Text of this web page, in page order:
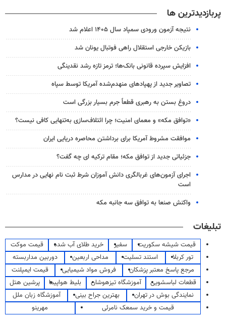
پربازدیدترین ها
نتیجه آزمون ورودی سمپاد سال ۱۴۰۵ اعلام شد
بازیکن خارجی استقلال راهی فوتبال یونان شد
افزایش سپرده قانونی بانک‌ها؛ ترمز تازه رشد نقدینگی
تصاویر جدید از پهپادهای منهدم‌شده آمریکا توسط سپاه
دروغ بستن به رهبری قطعاً جرم بسیار بزرگی است
«توافق مکه» و معمای امنیت؛ چرا ائتلاف‌سازی به‌تنهایی کافی نیست؟
موافقت مشروط آمریکا برای برداشتن محاصره دریایی ایران
جزئیاتی جدید از توافق مکه؛ مقام ترکیه ای چه گفت؟
اجرای آزمون‌های غربالگری دانش آموزان شرط ثبت نام نهایی در مدارس
است
واکنش صنعا به توافق سه جانبه مکه
تبلیغات
قیمت شیشه سکوریت سفیر خرید طلای آب شده
قیمت موکت
تور کربلا
استند تسلیت مداحی اربعین
دوربین مداربسته
مرجع پاسخ معتبر پزشکان
فروش مواد شیمیایی
قیمت ایمپلنت
قطعات لباسشویی
آموزشگاه تیزهوشان بلیط هواپیما
پرشین هتل
نمایندگی بوش در تهران
بهترین جراح بینی
آموزشگاه زبان ملل
قیمت و خرید سمعک نامرئی
مهرینو